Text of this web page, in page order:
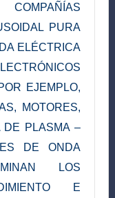
PURA
ELÉCTRICA
EJEMPLO,
MOTORES,
DE PLASMA –
DE ONDA
LOS
E